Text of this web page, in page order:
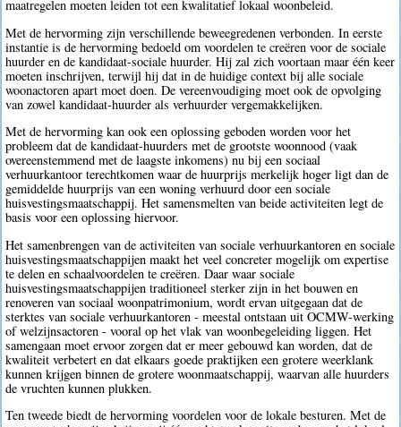
maatregelen moeten leiden tot een kwalitatief lokaal woonbeleid.
Met de hervorming zijn verschillende beweegredenen verbonden. In eerste
instantie is de hervorming bedoeld om voordelen te creëren voor de sociale
huurder en de kandidaat-sociale huurder. Hij zal zich voortaan maar één keer
moeten inschrijven, terwijl hij dat in de huidige context bij alle sociale
woonactoren apart moet doen. De vereenvoudiging moet ook de opvolging
van zowel kandidaat-huurder als verhuurder vergemakkelijken.
Met de hervorming kan ook een oplossing geboden worden voor het
probleem dat de kandidaat-huurders met de grootste woonnood (vaak
overeenstemmend met de laagste inkomens) nu bij een sociaal
verhuurkantoor terechtkomen waar de huurprijs merkelijk hoger ligt dan de
gemiddelde huurprijs van een woning verhuurd door een sociale
huisvestingsmaatschappij. Het samensmelten van beide activiteiten legt de
basis voor een oplossing hiervoor.
Het samenbrengen van de activiteiten van sociale verhuurkantoren en sociale
huisvestingsmaatschappijen maakt het veel concreter mogelijk om expertise
te delen en schaalvoordelen te creëren. Daar waar sociale
huisvestingsmaatschappijen traditioneel sterker zijn in het bouwen en
renoveren van sociaal woonpatrimonium, wordt ervan uitgegaan dat de
sterktes van sociale verhuurkantoren - meestal ontstaan uit OCMW-werking
of welzijnsactoren - vooral op het vlak van woonbegeleiding liggen. Het
samengaan moet ervoor zorgen dat er meer gebouwd kan worden, dat de
kwaliteit verbetert en dat elkaars goede praktijken een grotere weerklank
kunnen krijgen binnen de grotere woonmaatschappij, waarvan alle huurders
de vruchten kunnen plukken.
Ten tweede biedt de hervorming voordelen voor de lokale besturen. Met de